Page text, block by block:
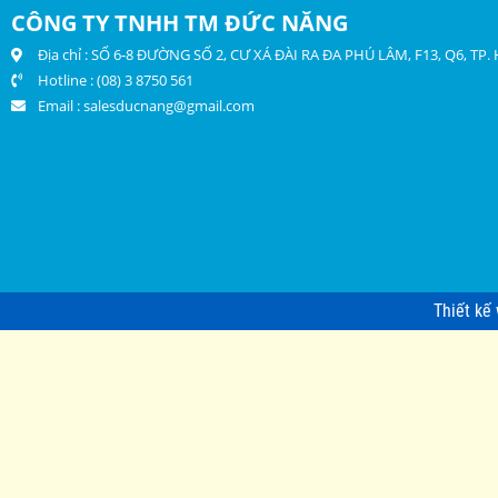
CÔNG TY TNHH TM ĐỨC NĂNG
Địa chỉ : SỐ 6-8 ĐƯỜNG SỐ 2, CƯ XÁ ĐÀI RA ĐA PHÚ LÂM, F13, Q6, TP.
Hotline : (08) 3 8750 561
Email :salesducnang@gmail.com
Thiết kế